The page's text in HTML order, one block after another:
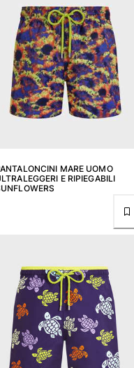
MARE UOMO
E RIPIEGABILI